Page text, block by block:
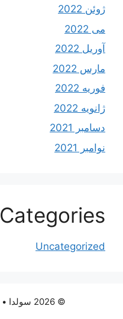
ژوئن 2022
می 2022
آوریل 2022
مارس 2022
فوریه 2022
ژانویه 2022
دسامبر 2021
نوامبر 2021
Categories
Uncategorized
© 2026 سولدا • Built with